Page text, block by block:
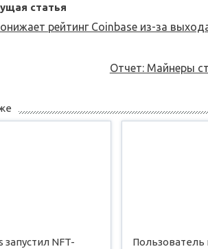
статья
рейтинг Coinbase из-за
Отчет: Майнеры
запустил NFT-
Пользователь